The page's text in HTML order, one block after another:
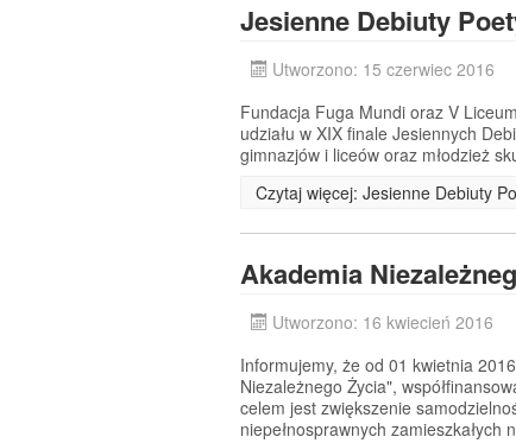
Jesienne Debiuty
Utworzono: 15 czerwiec 2016
Fundacja Fuga Mundi oraz V
udziału w XIX finale Jesiennych
gimnazjów i liceów oraz młodzież
Czytaj więcej: Jesienne Debiuty
Akademia
Utworzono: 16 kwiecień 2016
Informujemy, że od 01 kwietnia
Niezależnego Życia",
celem jest zwiększenie
niepełnosprawnych